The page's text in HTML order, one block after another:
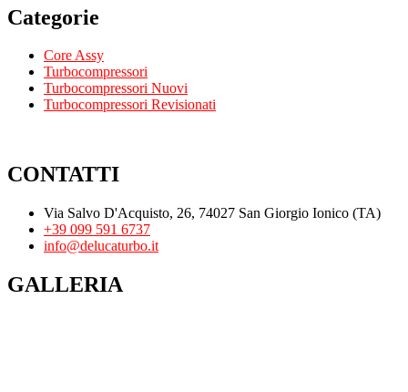
Categorie
Core Assy
Turbocompressori
Turbocompressori Nuovi
Turbocompressori Revisionati
CONTATTI
Via Salvo D'Acquisto, 26, 74027 San Giorgio Ionico (TA)
+39 099 591 6737
info@delucaturbo.it
GALLERIA